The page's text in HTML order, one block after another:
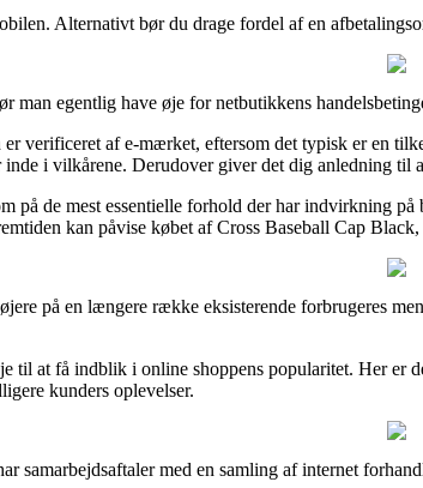
Alternativt bør du drage fordel af en
egentlig have øje for netbutikkens
verificeret af e-mærket, eftersom det typisk er en
i vilkårene. Derudover giver det dig anledning til
de mest essentielle forhold der har indvirkning
kan påvise købet af Cross Baseball Cap
på en længere række eksisterende forbrugeres
til at få indblik i online shoppens popularitet. Her er
kunders oplevelser.
samarbejdsaftaler med en samling af internet